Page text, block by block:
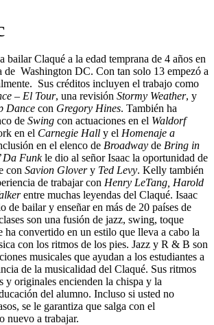
bailar Claqué a la edad temprana de 4 años en
de Washington DC. Con tan solo 13 empezó a
Sus créditos incluyen el trabajo como
– El Tour, una revisión Stormy Weather, y
Dance con Gregory Hines. También ha
de Swing con actuaciones en el Waldorf
en el Carnegie Hall y el Homenaje a
en el elenco de Broadway de Bring in
Da Funkle dio al señor Isaac la oportunidad de
con Savion Glovery Ted Levy. Kelly también
de trabajar con Henry LeTang, Harold
entre muchas leyendas del Claqué. Isaac
de bailar y enseñar en más de 20 países de
son una fusión de jazz, swing, toque
ha convertido en un estilo que lleva a cabo la
con los ritmos de los pies. Jazz y R & B son
musicales que ayudan a los estudiantes a
de la musicalidad del Claqué. Sus ritmos
y originales encienden la chispa y la
del alumno. Incluso si usted no
se le garantiza que salga con el
nuevo a trabajar.